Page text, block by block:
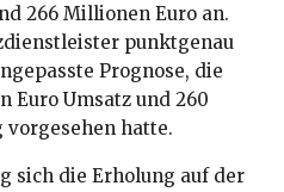
266 Millionen Euro an.
punktgenau
Prognose, die
Euro Umsatz und 260
hatte.
sich die Erholung auf der